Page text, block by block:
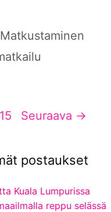
Matkustaminen
Seuraava →
postaukset
Kuala Lumpurissa
reppu selässä